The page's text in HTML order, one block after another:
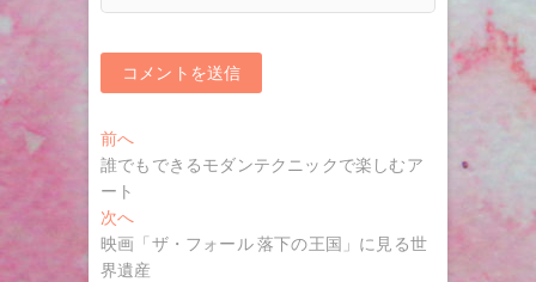
投
稿
ナ
ビ
前へ
去
稿:
誰でもできるモダンテクニックで楽しむア
ート
次へ
の
投
映画「ザ・フォール 落下の王国」に見る世
界遺産